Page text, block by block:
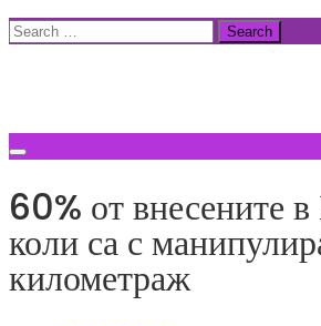
Skip
Search
60% от внесените
коли са с
километраж